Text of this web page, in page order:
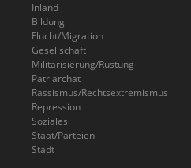
Inland
Bildung
Flucht/Migration
Gesellschaft
Militarisierung/Rüstung
Patriarchat
Rassismus/Rechtsextremismus
Repression
Soziales
Staat/Parteien
Stadt